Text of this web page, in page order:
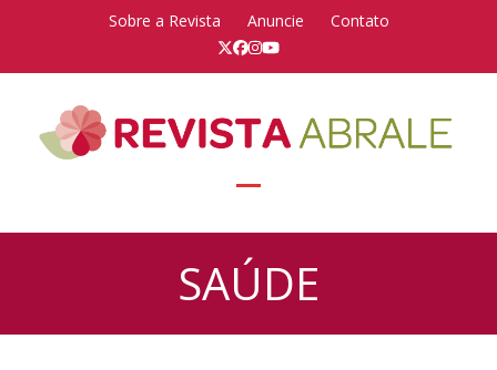
Sobre a Revista Anuncie
Contato
Twitter
Facebook
Instagram
YouTube
menu
menu
SAÚDE